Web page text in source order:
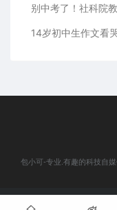
14岁初中生作文看
包小可-专业.有趣的科技自媒
© 2020 包小可-专业.有